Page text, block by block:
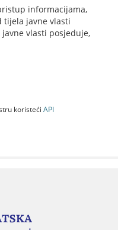
informacijama,
tijela javne vlasti
vlasti posjeduje,
koristeći API